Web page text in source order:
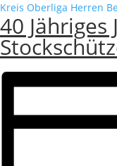
Kreis Oberliga Herren
40